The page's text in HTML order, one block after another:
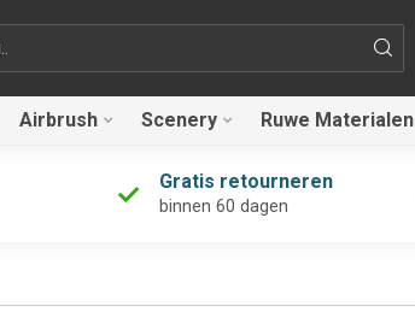
Airbrush Scenery Ruwe Materialen
Gratis retourneren
binnen 60 dagen